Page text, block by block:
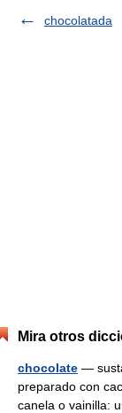
chocolatada
Mira otros
chocolate —
preparado con
canela o vainilla: